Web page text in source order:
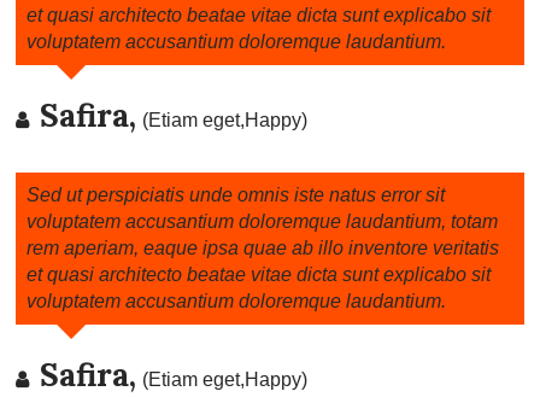
et quasi architecto beatae vitae dicta sunt explicabo sit
voluptatem accusantium doloremque laudantium.
Safira, (Etiam eget,Happy)
Sed ut perspiciatis unde omnis iste natus error sit
voluptatem accusantium doloremque laudantium, totam
rem aperiam, eaque ipsa quae ab illo inventore veritatis
et quasi architecto beatae vitae dicta sunt explicabo sit
voluptatem accusantium doloremque laudantium.
Safira, (Etiam eget,Happy)